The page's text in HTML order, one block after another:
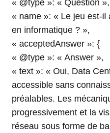
« @type »: « Question »,
« name »: « Le jeu est-il
en informatique ? »,
« acceptedAnswer »: {
« @type »: « Answer »,
« text »: « Oui, Data
accessible sans
préalables. Les
progressivement et la
réseau sous forme de